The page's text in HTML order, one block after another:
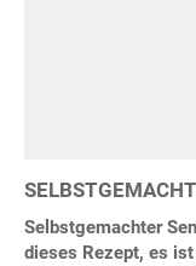
Selbstgemachter
dieses Rezept, es